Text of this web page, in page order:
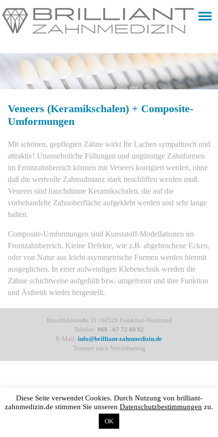
Veneers (Keramikschalen) + Composite-
Umformungen
Mit schönen, gepflegten Zähne wirkt Ihr Lachen sympathisch und
attraktiv! Unansehnliche Füllungen und ungünstige Zahnformen
im Frontzahnbereich können mit Veneers korrigiert werden, ohne
daß die wertvolle Zahnsubstanz stark beschliffen werden muß.
Veneers sind hauchdünne Keramikschalen, die auf die
vorbehandelte Zahnoberfläche aufgeklebt werden und sehr lange
halten.
Composite-Umformungen sind Kunststoff-Modellationen im
Frontzahnbereich. Kleine Defekte, wie z.B. abgebrochene Ecken,
oder von Natur aus leicht asymmetrische Formen werden hiermit
ausgeglichen. In einer aufwendigen Klebetechnik werden die
Zähne schichtweise aufgefüllt bzw. umgeformt und ihre Funktion
und Ästhetik wieder hergestellt.
Bruchfeldstraße 31 | 60528 Frankfurt-Niederrad
Telefon: 069 - 67 72 40 02
E-Mail: info@brilliant-zahnmedizin.de
Termine nach Vereinbarung
Diese Seite verwendet Cookies. Durch Nutzung von brilliant-
zahnmedizin.de stimmen Sie unseren Datenschutzbestimmungen zu.
OK